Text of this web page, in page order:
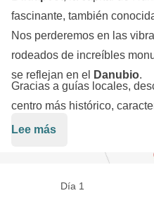
fascinante, también
Nos perderemos en las
rodeados de increíbles
se reflejan en el
Danubio.
Gracias a guías locales,
centro más histórico,
castillos, iglesias,
. Por otro lado,
vibrante: aquí se
Lee más
Día 1